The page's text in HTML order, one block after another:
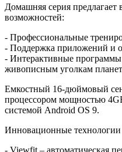
Домашняя серия предлагает
возможностей:
- Профессиональные
- Поддержка приложений и
- Интерактивные
живописным уголкам
Емкостный 16-дюймовый
процессором мощностью
системой Android OS 9.
Инновационные